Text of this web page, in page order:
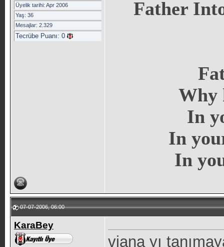
Üyelik tarihi: Apr 2006
Yaş: 36
Mesajlar: 2.329
Tecrübe Puanı: 0
Father
Why
In
In
In
07-07-2006, 06:00
KaraBey
viana yı